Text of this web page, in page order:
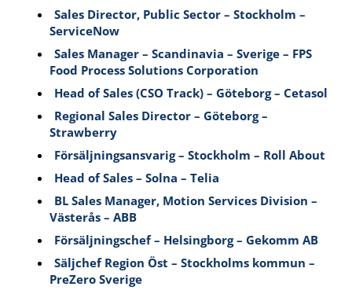
Sales Director, Public Sector – Stockholm –
ServiceNow
Sales Manager – Scandinavia – Sverige – FPS
Food Process Solutions Corporation
Head of Sales (CSO Track) – Göteborg – Cetasol
Regional Sales Director – Göteborg –
Strawberry
Försäljningsansvarig – Stockholm – Roll About
Head of Sales – Solna – Telia
BL Sales Manager, Motion Services Division –
Västerås – ABB
Försäljningschef – Helsingborg – Gekomm AB
Säljchef Region Öst – Stockholms kommun –
PreZero Sverige